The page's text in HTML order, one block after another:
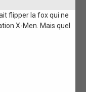
flipper la fox qui ne
X-Men. Mais quel